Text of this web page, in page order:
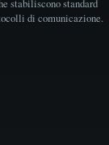
stabiliscono standard
di comunicazione.